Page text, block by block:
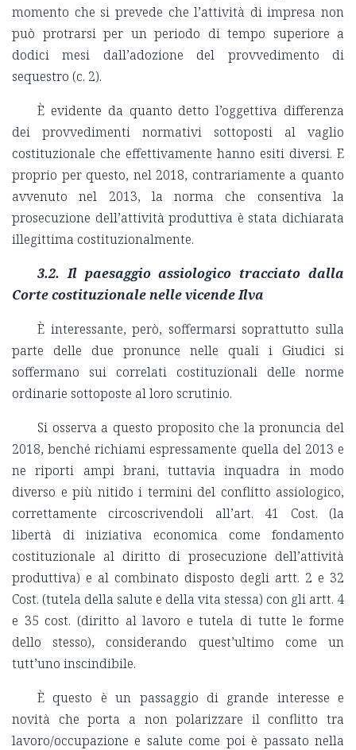
momento che si prevede che l’attività di impresa non
può protrarsi per un periodo di tempo superiore a
dodici mesi dall’adozione del provvedimento di
sequestro (c. 2).
È evidente da quanto detto l’oggettiva differenza
dei provvedimenti normativi sottoposti al vaglio
costituzionale che effettivamente hanno esiti diversi. E
proprio per questo, nel 2018, contrariamente a quanto
avvenuto nel 2013, la norma che consentiva la
prosecuzione dell’attività produttiva è stata dichiarata
illegittima costituzionalmente.
3.2. Il paesaggio assiologico tracciato dalla
Corte costituzionale nelle vicende Ilva
È interessante, però, soffermarsi soprattutto sulla
parte delle due pronunce nelle quali i Giudici si
soffermano sui correlati costituzionali delle norme
ordinarie sottoposte al loro scrutinio.
Si osserva a questo proposito che la pronuncia del
2018, benché richiami espressamente quella del 2013 e
ne riporti ampi brani, tuttavia inquadra in modo
diverso e più nitido i termini del conflitto assiologico,
correttamente circoscrivendoli all’art. 41 Cost. (la
libertà di iniziativa economica come fondamento
costituzionale al diritto di prosecuzione dell’attività
produttiva) e al combinato disposto degli artt. 2 e 32
Cost. (tutela della salute e della vita stessa) con gli artt. 4
e 35 cost. (diritto al lavoro e tutela di tutte le forme
dello stesso), considerando quest’ultimo come un
tutt’uno inscindibile.
È questo è un passaggio di grande interesse e
novità che porta a non polarizzare il conflitto tra
lavoro/occupazione e salute come poi è passato nella